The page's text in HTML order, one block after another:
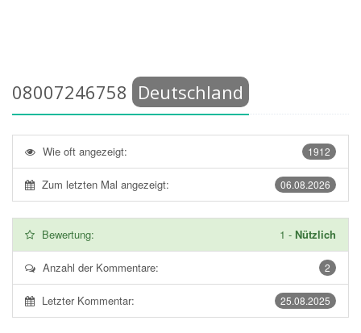
08007246758 Deutschland
1912
Wie oft angezeigt:
06.08.2026
Zum letzten Mal angezeigt:
Bewertung: 1 - Nützlich
2
Anzahl der Kommentare:
25.08.2025
Letzter Kommentar: